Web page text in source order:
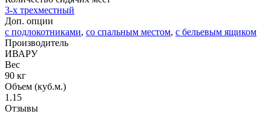
3-x трехместный
Доп. опции
с подлокотниками, со спальным местом, с бельевым ящиком
Производитель
ИВАРУ
Вес
90 кг
Объем (куб.м.)
1.15
Отзывы